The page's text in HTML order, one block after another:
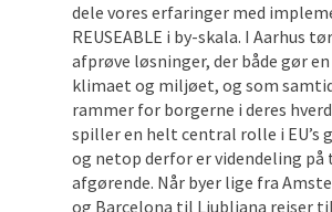
dele vores erfaringer med
REUSEABLE i by-skala. I Aarhus
afprøve løsninger, der både gør
klimaet og miljøet, og som
rammer for borgerne i deres
spiller en helt central rolle i EU’s
og netop derfor er videndeling
afgørende. Når byer lige fra
og Barcelona til Ljubljana rejser